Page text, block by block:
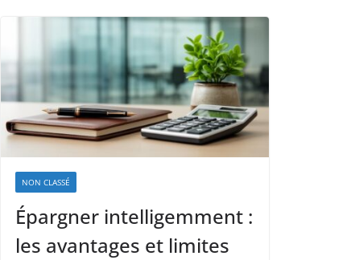
NON CLASSÉ
Épargner intelligemment :
les avantages et limites